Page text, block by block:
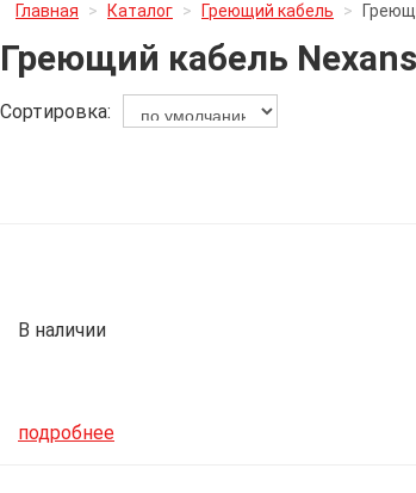
Главная > Каталог > Греющий кабель >
Греющий кабель
Сортировка:
В наличии
подробнее